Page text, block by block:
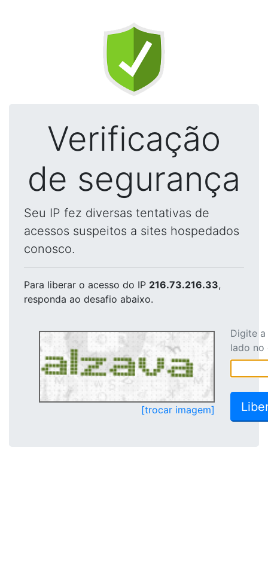
Verificação
de segurança
Seu IP fez diversas tentativas de
acessos suspeitos a sites hospedados
conosco.
Para liberar o acesso do IP 216.73.216.33,
responda ao desafio abaixo.
[trocar imagem]
Digite
lado no